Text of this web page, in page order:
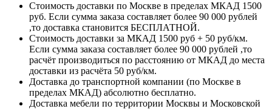
Стоимость доставки по Москве в пределах МКАД 1500
руб. Если сумма заказа составляет более 90 000 рублей
,то доставка становится БЕСПЛАТНОЙ.
Стоимость доставки за МКАД 1500 руб + 50 руб/км.
Если сумма заказа составляет более 90 000 рублей ,то
расчёт производиться по расстоянию от МКАД до места
доставки из расчёта 50 руб/км.
Доставка до транспортной компании (по Москве в
пределах МКАД) абсолютно бесплатно.
Доставка мебели по территории Москвы и Московской